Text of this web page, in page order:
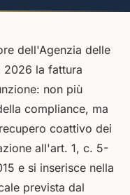
dell'Agenzia delle
2026 la fattura
non più
compliance, ma
coattivo dei
all'art. 1, c. 5-
e si inserisce nella
prevista dal